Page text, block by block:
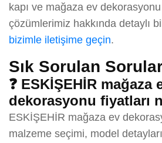
kapı ve mağaza ev
çözümlerimiz hakkında detaylı
bizimle iletişime geçin.
Sık Sorulan
❓ ESKİŞEHİR mağaza
dekorasyonu fiyatları
ESKİŞEHİR mağaza ev
malzeme seçimi, model